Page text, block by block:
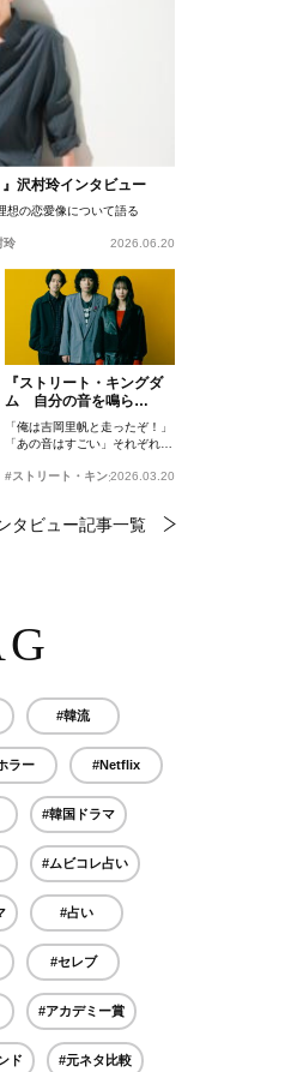
』沢村玲インタビュー
の恋愛像について語る
玲 2026.06.20
『ストリート・キングダ
ム 自分の音を鳴ら
せ。』峯田和伸、若葉竜
也、吉岡里帆インタビュ
ー
「俺は吉岡里帆と走ったぞ！」
「あの音はすごい」それぞれの
#ストリート・キングダム 自分の音を鳴らせ。
2026.03.20
タビュー記事一覧
#韓流
ラー #Netflix
#韓国ドラマ
#ムビコレ占い
#占い
#セレブ
#アカデミー賞
ド #元ネタ比較